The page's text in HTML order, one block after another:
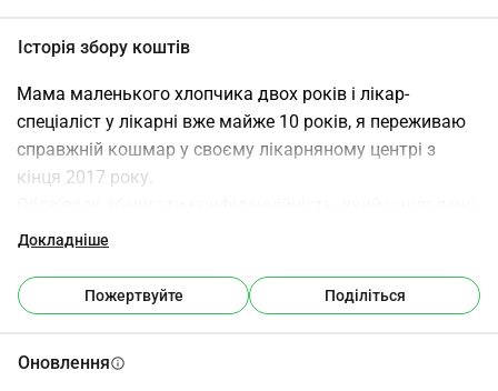
Історія збору коштів
Мама маленького хлопчика двох років і лікар-
спеціаліст у лікарні вже майже 10 років, я переживаю
справжній кошмар у своєму лікарняному центрі з
кінця 2017 року.
на лікарів-спеціалістів, на жаль, забороняє мені
роботи, а мій складний досвід у цьому лікарняному
центрі змушує мене не уточнювати певні деталі, щоб
Проте, щоб підсумувати цей справжній кошмар:
Докладніше
Пожертвуйте Поділіться
Оновленняinfo